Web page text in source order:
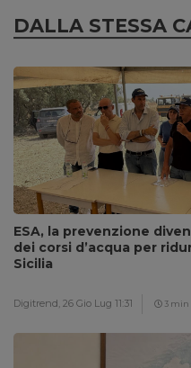
DALLA STESSA
ESA, la prevenzione
dei corsi d’acqua per
Sicilia
Digitrend, 26 Gio Lug 11:31 3 min